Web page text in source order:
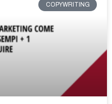
COPYWRITING